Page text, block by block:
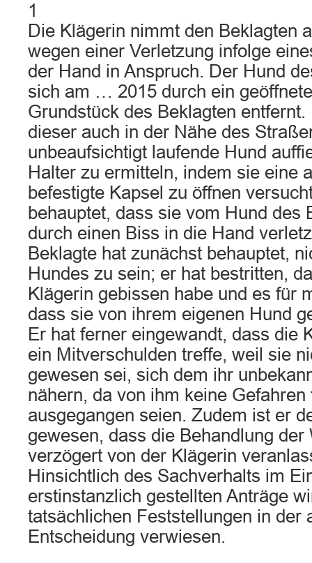
1
Die Klägerin nimmt den Beklagten
wegen einer Verletzung infolge
der Hand in Anspruch. Der Hund
sich am … 2015 durch ein
Grundstück des Beklagten
dieser auch in der Nähe des
unbeaufsichtigt laufende Hund
Halter zu ermitteln, indem sie eine
befestigte Kapsel zu öffnen
behauptet, dass sie vom Hund des
durch einen Biss in die Hand
Beklagte hat zunächst behauptet,
Hundes zu sein; er hat bestritten,
Klägerin gebissen habe und es für
dass sie von ihrem eigenen Hund
Er hat ferner eingewandt, dass die
ein Mitverschulden treffe, weil sie
gewesen sei, sich dem ihr
nähern, da von ihm keine Gefahren
ausgegangen seien. Zudem ist er
gewesen, dass die Behandlung der
verzögert von der Klägerin
Hinsichtlich des Sachverhalts im
erstinstanzlich gestellten Anträge
tatsächlichen Feststellungen in der
Entscheidung verwiesen.